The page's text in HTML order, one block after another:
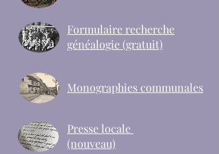
Monographies communales
Formulaire recherche
généalogie (gratuit)
Presse locale
(nouveau)